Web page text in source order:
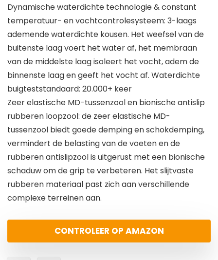
Dynamische waterdichte technologie & constant
temperatuur- en vochtcontrolesysteem: 3-laags
ademende waterdichte kousen. Het weefsel van de
buitenste laag voert het water af, het membraan
van de middelste laag isoleert het vocht, adem de
binnenste laag en geeft het vocht af. Waterdichte
buigteststandaard: 20.000+ keer
Zeer elastische MD-tussenzool en bionische antislip
rubberen loopzool: de zeer elastische MD-
tussenzool biedt goede demping en schokdemping,
vermindert de belasting van de voeten en de
rubberen antislipzool is uitgerust met een bionische
schaduw om de grip te verbeteren. Het slijtvaste
rubberen materiaal past zich aan verschillende
complexe terreinen aan.
CONTROLEER OP AMAZON